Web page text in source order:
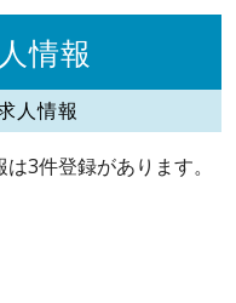
情報
人情報
3件登録があります。